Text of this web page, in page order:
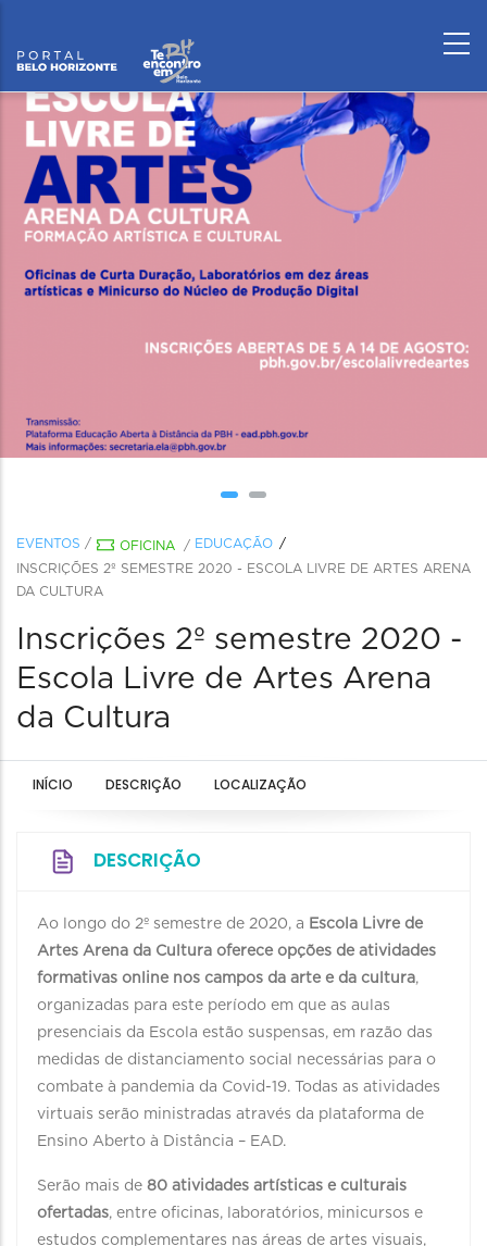
EVENTOS / OFICINA / EDUCAÇÃO
INSCRIÇÕES 2º SEMESTRE 2020 - ESCOLA LIVRE DE ARTES ARENA
DA CULTURA
Inscrições 2º semestre 2020 -
Escola Livre de Artes Arena
da Cultura
INÍCIO DESCRIÇÃO LOCALIZAÇÃO
DESCRIÇÃO
Ao longo do 2º semestre de 2020, a Escola Livre de
Artes Arena da Cultura oferece opções de atividades
formativas online nos campos da arte e da cultura,
organizadas para este período em que as aulas
presenciais da Escola estão suspensas, em razão das
medidas de distanciamento social necessárias para o
combate à pandemia da Covid-19. Todas as atividades
virtuais serão ministradas através da plataforma de
Ensino Aberto à Distância – EAD.
Serão mais de 80 atividades artísticas e culturais
ofertadas, entre oficinas, laboratórios, minicursos e
estudos complementares nas áreas de artes visuais,